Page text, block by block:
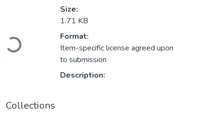
Loading...
Size:
1.71 KB
Format:
Item-specific license agreed upon
to submission
Description:
Collections